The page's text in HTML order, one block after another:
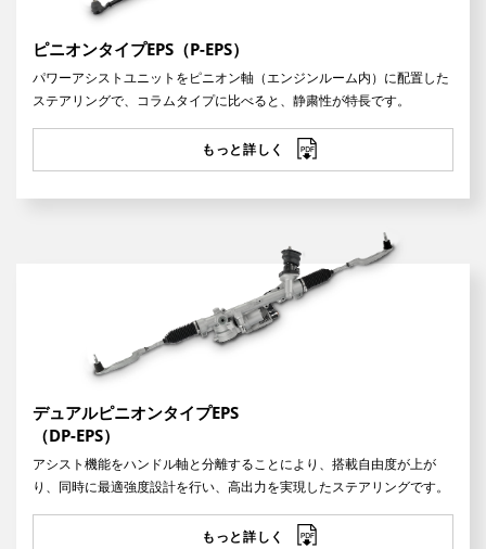
ピニオンタイプEPS（P-EPS）
パワーアシストユニットをピニオン軸（エンジンルーム内）に配置した
ステアリングで、コラムタイプに比べると、静粛性が特長です。
もっと詳しく
デュアルピニオンタイプEPS
（DP-EPS）
アシスト機能をハンドル軸と分離することにより、搭載自由度が上が
り、同時に最適強度設計を行い、高出力を実現したステアリングです。
もっと詳しく